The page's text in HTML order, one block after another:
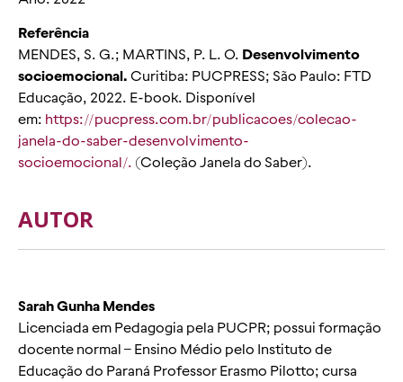
Referência
MENDES, S. G.; MARTINS, P. L. O. Desenvolvimento
socioemocional. Curitiba: PUCPRESS; São Paulo: FTD
Educação, 2022. E-book. Disponível
em: https://pucpress.com.br/publicacoes/colecao-
janela-do-saber-desenvolvimento-
socioemocional/. (Coleção Janela do Saber).
AUTOR
Sarah Gunha Mendes
Licenciada em Pedagogia pela PUCPR; possui formação
docente normal – Ensino Médio pelo Instituto de
Educação do Paraná Professor Erasmo Pilotto; cursa